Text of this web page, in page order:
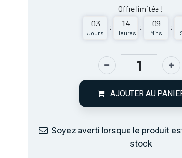
Jours
14
Heures
09
Mins
stock